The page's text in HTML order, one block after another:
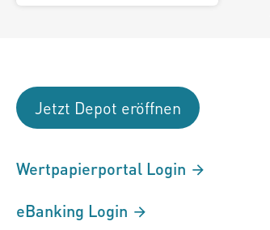
Jetzt Depot eröffnen
Wertpapierportal Login
eBanking Login